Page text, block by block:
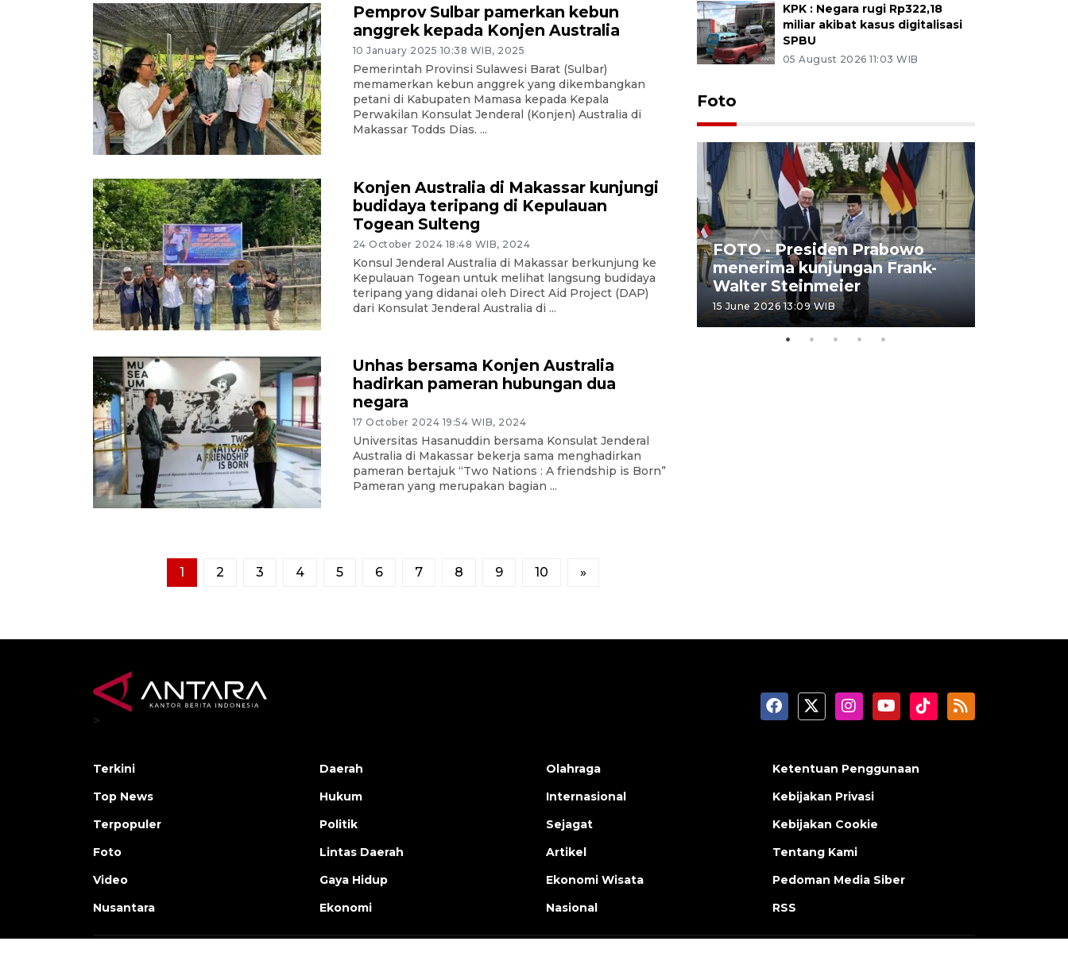
Pemprov Sulbar pamerkan kebun
anggrek kepada Konjen Australia
10 January 2025 10:38 WIB, 2025
Pemerintah Provinsi Sulawesi Barat (Sulbar)
memamerkan kebun anggrek yang dikembangkan
petani di Kabupaten Mamasa kepada Kepala
Perwakilan Konsulat Jenderal (Konjen) Australia di
Makassar Todds Dias. ...
Konjen Australia di Makassar kunjungi
budidaya teripang di Kepulauan
Togean Sulteng
24 October 2024 18:48 WIB, 2024
Konsul Jenderal Australia di Makassar berkunjung ke
Kepulauan Togean untuk melihat langsung budidaya
teripang yang didanai oleh Direct Aid Project (DAP)
dari Konsulat Jenderal Australia di ...
Unhas bersama Konjen Australia
hadirkan pameran hubungan dua
negara
17 October 2024 19:54 WIB, 2024
Universitas Hasanuddin bersama Konsulat Jenderal
Australia di Makassar bekerja sama menghadirkan
pameran bertajuk “Two Nations : A friendship is Born”
Pameran yang merupakan bagian ...
1 2 3 4 5 6 7 8 9 10 »
KPK : Negara rugi Rp322,18
miliar akibat kasus digitalisasi
SPBU
05 August 2026 11:03 WIB
Foto
FOTO - Kirab memperingati
HUT ke-80 Raja Keraton
Yogyakarta
02 April 2026 12:51 WIB
FOTO - Presiden Prabowo
menerima kunjungan Frank-
Walter Steinmeier
15 June 2026 13:09 WIB
>
Terkini
Top News
Terpopuler
Foto
Video
Nusantara
Daerah
Hukum
Politik
Lintas Daerah
Gaya Hidup
Ekonomi
Olahraga
Internasional
Sejagat
Artikel
Ekonomi Wisata
Nasional
Ketentuan Penggunaan
Kebijakan Privasi
Kebijakan Cookie
Tentang Kami
Pedoman Media Siber
RSS